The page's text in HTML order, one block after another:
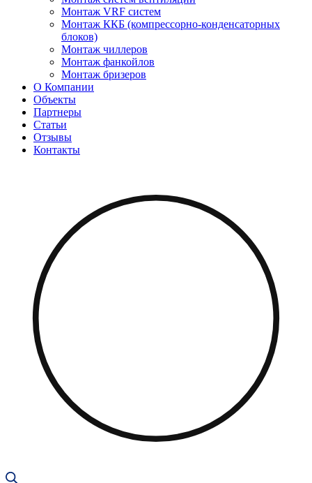
Монтаж VRF систем
Монтаж ККБ (компрессорно-конденсаторных
блоков)
Монтаж чиллеров
Монтаж фанкойлов
Монтаж бризеров
О Компании
Объекты
Партнеры
Статьи
Отзывы
Контакты